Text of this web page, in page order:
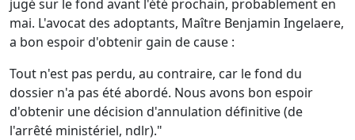
jugé sur le fond avant l'été prochain, probablement en
mai. L'avocat des adoptants, Maître Benjamin Ingelaere,
a bon espoir d'obtenir gain de cause :
Tout n'est pas perdu, au contraire, car le fond du
dossier n'a pas été abordé. Nous avons bon espoir
d'obtenir une décision d'annulation définitive (de
l'arrêté ministériel, ndlr)."